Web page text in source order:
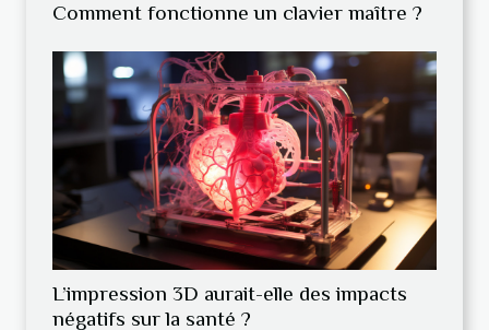
Comment fonctionne un clavier maître ?
L’impression 3D aurait-elle des impacts
négatifs sur la santé ?